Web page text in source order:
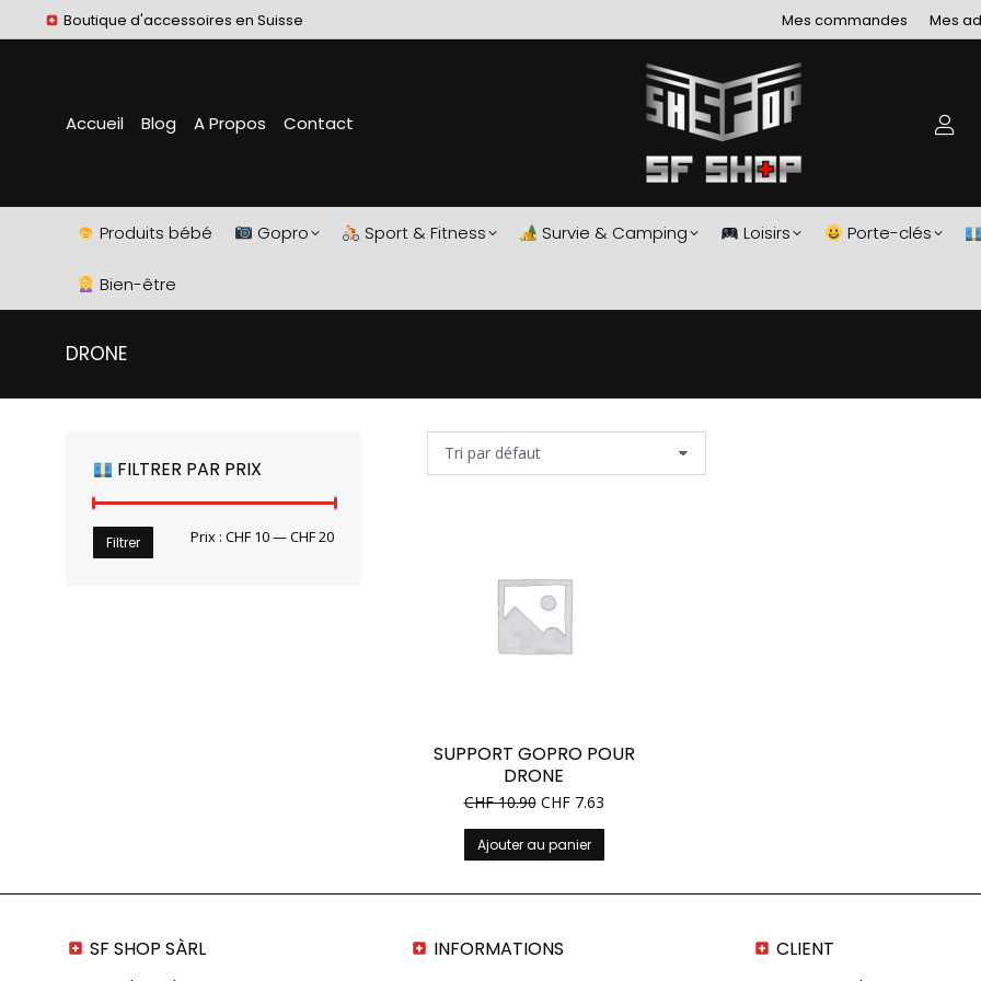
Boutique d'accessoires en Suisse Mes commandes Mes
Accueil Blog A Propos Contact
Produits bébé Gopro Sport & Fitness Survie & Camping Loisirs Porte-clés
Bien-être
DRONE
SUPPORT GOPRO POUR
DRONE
CHF10.90 CHF7.63
Ajouter au panier
FILTRER PAR PRIX
Prix
Prix
Filtrer Prix : CHF 10—CHF 20
SF SHOP SÀRL INFORMATIONS CLIENT